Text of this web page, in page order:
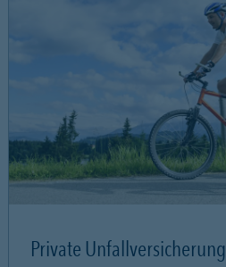
Private Unfallversicherung